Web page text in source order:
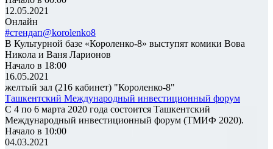
12.05.2021
Онлайн
#стендап@korolenko8
В Культурной базе «Короленко-8» выступят комики Вова
Никола и Ваня Ларионов
Начало в 18:00
16.05.2021
желтый зал (216 кабинет) "Короленко-8"
Ташкентский Международный инвестиционный форум
С 4 по 6 марта 2020 года состоится Ташкентский
Международный инвестиционный форум (ТМИФ 2020).
Начало в 10:00
04.03.2021